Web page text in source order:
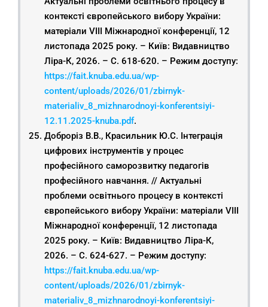
контексті європейського вибору України:
матеріали VIІІ Міжнародної конференції, 12
листопада 2025 року. – Київ: Видавництво
Ліра-К, 2026. – С. 618-620. – Режим доступу:
https://fait.knuba.edu.ua/wp-
content/uploads/2026/01/zbirnyk-
materialiv_8_mizhnarodnoyi-konferentsiyi-
12.11.2025-knuba.pdf.
Доброріз В.В., Красильник Ю.С. Інтеграція
цифрових інструментів у процес
професійного саморозвитку педагогів
професійного навчання. // Актуальні
проблеми освітнього процесу в контексті
європейського вибору України: матеріали VIІІ
Міжнародної конференції, 12 листопада
2025 року. – Київ: Видавництво Ліра-К,
2026. – С. 624-627. – Режим доступу:
https://fait.knuba.edu.ua/wp-
content/uploads/2026/01/zbirnyk-
materialiv_8_mizhnarodnoyi-konferentsiyi-